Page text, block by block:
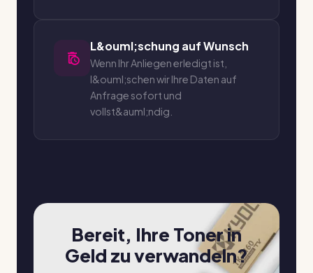
L&ouml;schung auf Wunsch
Wenn Ihr Anliegen erledigt ist,
l&ouml;schen wir Ihre Daten auf
Anfrage sofort und
vollst&auml;ndig.
Bereit, Ihre Toner in
Geld zu verwandeln?